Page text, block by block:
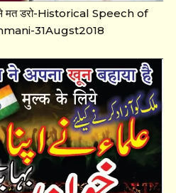
से मत डरो-Historical Speech of
31Augst2018